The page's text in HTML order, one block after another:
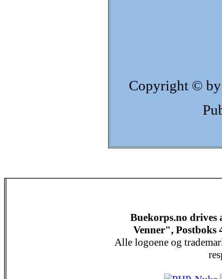
Copyright © by
Buekorps.no drives
Venner", Postboks
Alle logoene og